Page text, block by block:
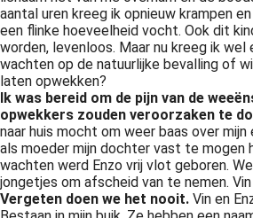
aantal uren kreeg ik opnieuw krampen
een flinke hoeveelheid vocht. Ook dit
worden, levenloos. Maar nu kreeg ik wel
wachten op de natuurlijke bevalling of
laten opwekken?
Ik was bereid om de pijn van de
opwekkers zouden veroorzaken te
naar huis mocht om weer baas over
als moeder mijn dochter vast te mogen
wachten werd Enzo vrij vlot geboren.
jongetjes om afscheid van te nemen. Vin
Vergeten doen we het nooit. Vin en